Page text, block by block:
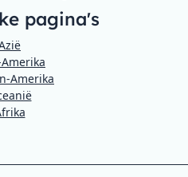
pagina's
Amerika